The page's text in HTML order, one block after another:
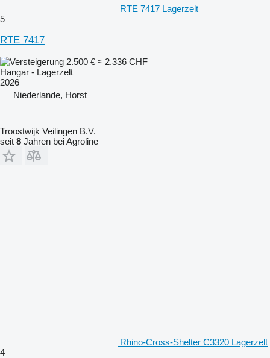
RTE 7417 Lagerzelt
5
RTE 7417
2.500 € ≈ 2.336 CHF
Hangar - Lagerzelt
2026
Niederlande, Horst
Troostwijk Veilingen B.V.
seit 8 Jahren bei Agroline
Rhino-Cross-Shelter C3320 Lagerzelt
4